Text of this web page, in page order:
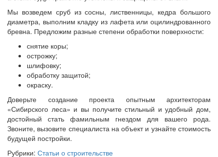
Мы возведем сруб из сосны, лиственницы, кедра большого
диаметра, выполним кладку из лафета или оцилиндрованного
бревна. Предложим разные степени обработки поверхности:
снятие коры;
острожку;
шлифовку;
обработку защитой;
окраску.
Доверьте создание проекта опытным архитекторам
«Сибирского леса» и вы получите стильный и удобный дом,
достойный стать фамильным гнездом для вашего рода.
Звоните, вызовите специалиста на объект и узнайте стоимость
будущей постройки.
Рубрики: Статьи о строительстве